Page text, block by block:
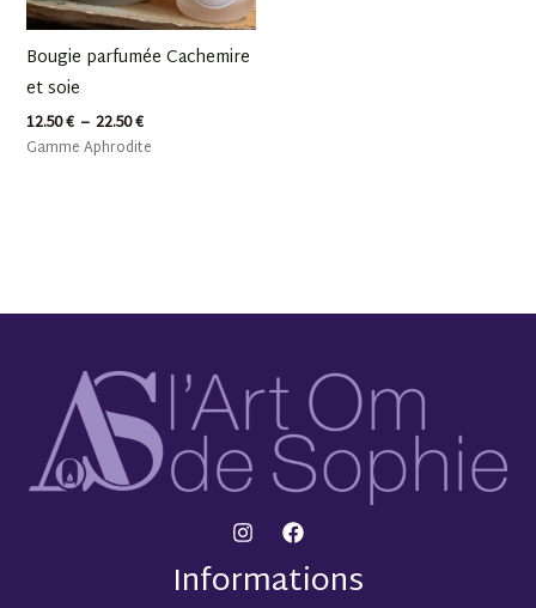
Bougie parfumée Cachemire
et soie
12.50€ – 22.50€
Gamme Aphrodite
Informations